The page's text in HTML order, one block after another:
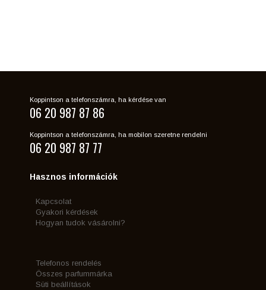
Koppintson a telefonszámra, ha kérdése van
06 20 987 87 86
Koppintson a telefonszámra, ha mobilon szeretne rendelni
06 20 987 87 77
Hasznos információk
Kapcsolat
Gyakori kérdések
Hogyan tudok vásárolni?
Telefonos rendelés
Összes parfummárka
Süti beállítások